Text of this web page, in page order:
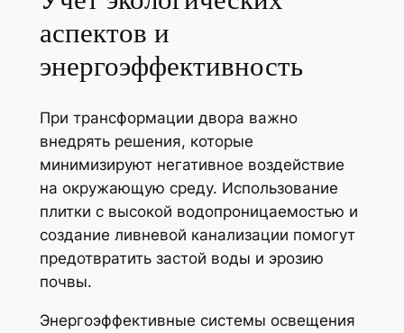
аспектов и
энергоэффективность
При трансформации двора важно
внедрять решения, которые
минимизируют негативное воздействие
на окружающую среду. Использование
плитки с высокой водопроницаемостью и
создание ливневой канализации помогут
предотвратить застой воды и эрозию
почвы.
Энергоэффективные системы освещения